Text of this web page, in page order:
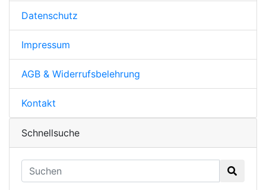
Datenschutz
Impressum
AGB & Widerrufsbelehrung
Kontakt
Schnellsuche